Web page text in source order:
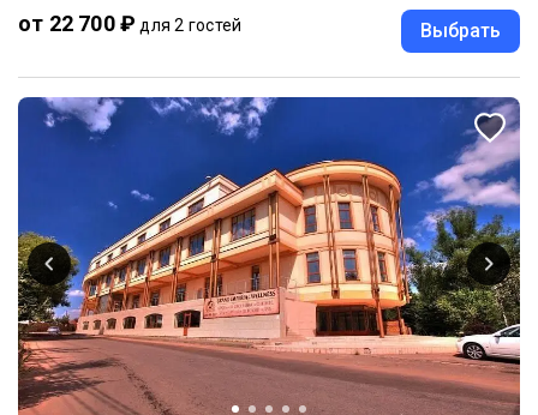
от 22 700 ₽ для 2 гостей Выбрать